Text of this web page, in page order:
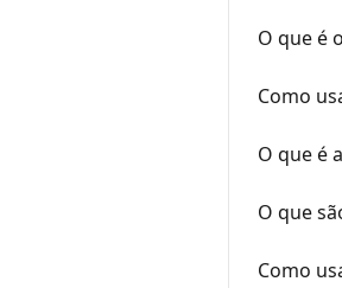
O que é
Como
O que é
O que
Como